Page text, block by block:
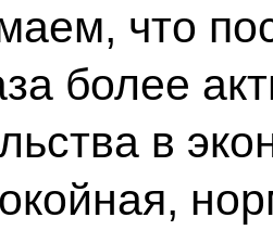
что
более
в